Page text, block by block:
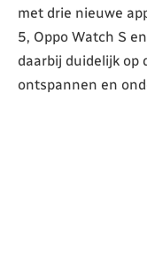
met drie nieuwe
5, Oppo Watch S
daarbij duidelijk op
ontspannen en